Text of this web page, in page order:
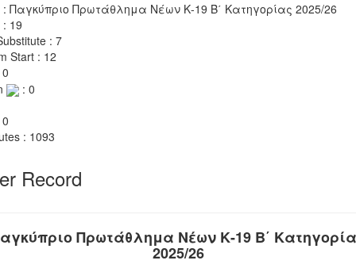
: Παγκύπριο Πρωτάθλημα Νέων Κ-19 Β΄ Κατηγορίας 2025/26
: 19
: 7
Start : 12
: 0
: 1093
Record
Πρωτάθλημα Νέων Κ-19 Β΄
2025/26